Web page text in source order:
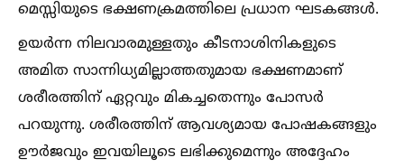
മെസ്സിയുടെ ഭക്ഷണക്രമത്തിലെ പ്രധാന ഘടകങ്ങള്‍.
ഉയർന്ന നിലവാരമുള്ളതും കീടനാശിനികളുടെ
അമിത സാന്നിധ്യമില്ലാത്തതുമായ ഭക്ഷണമാണ്
ശരീരത്തിന് ഏറ്റവും മികച്ചതെന്നും പോസർ
പറയുന്നു. ശരീരത്തിന് ആവശ്യമായ പോഷകങ്ങളും
ഊർജവും ഇവയിലൂടെ ലഭിക്കുമെന്നും അദ്ദേഹം